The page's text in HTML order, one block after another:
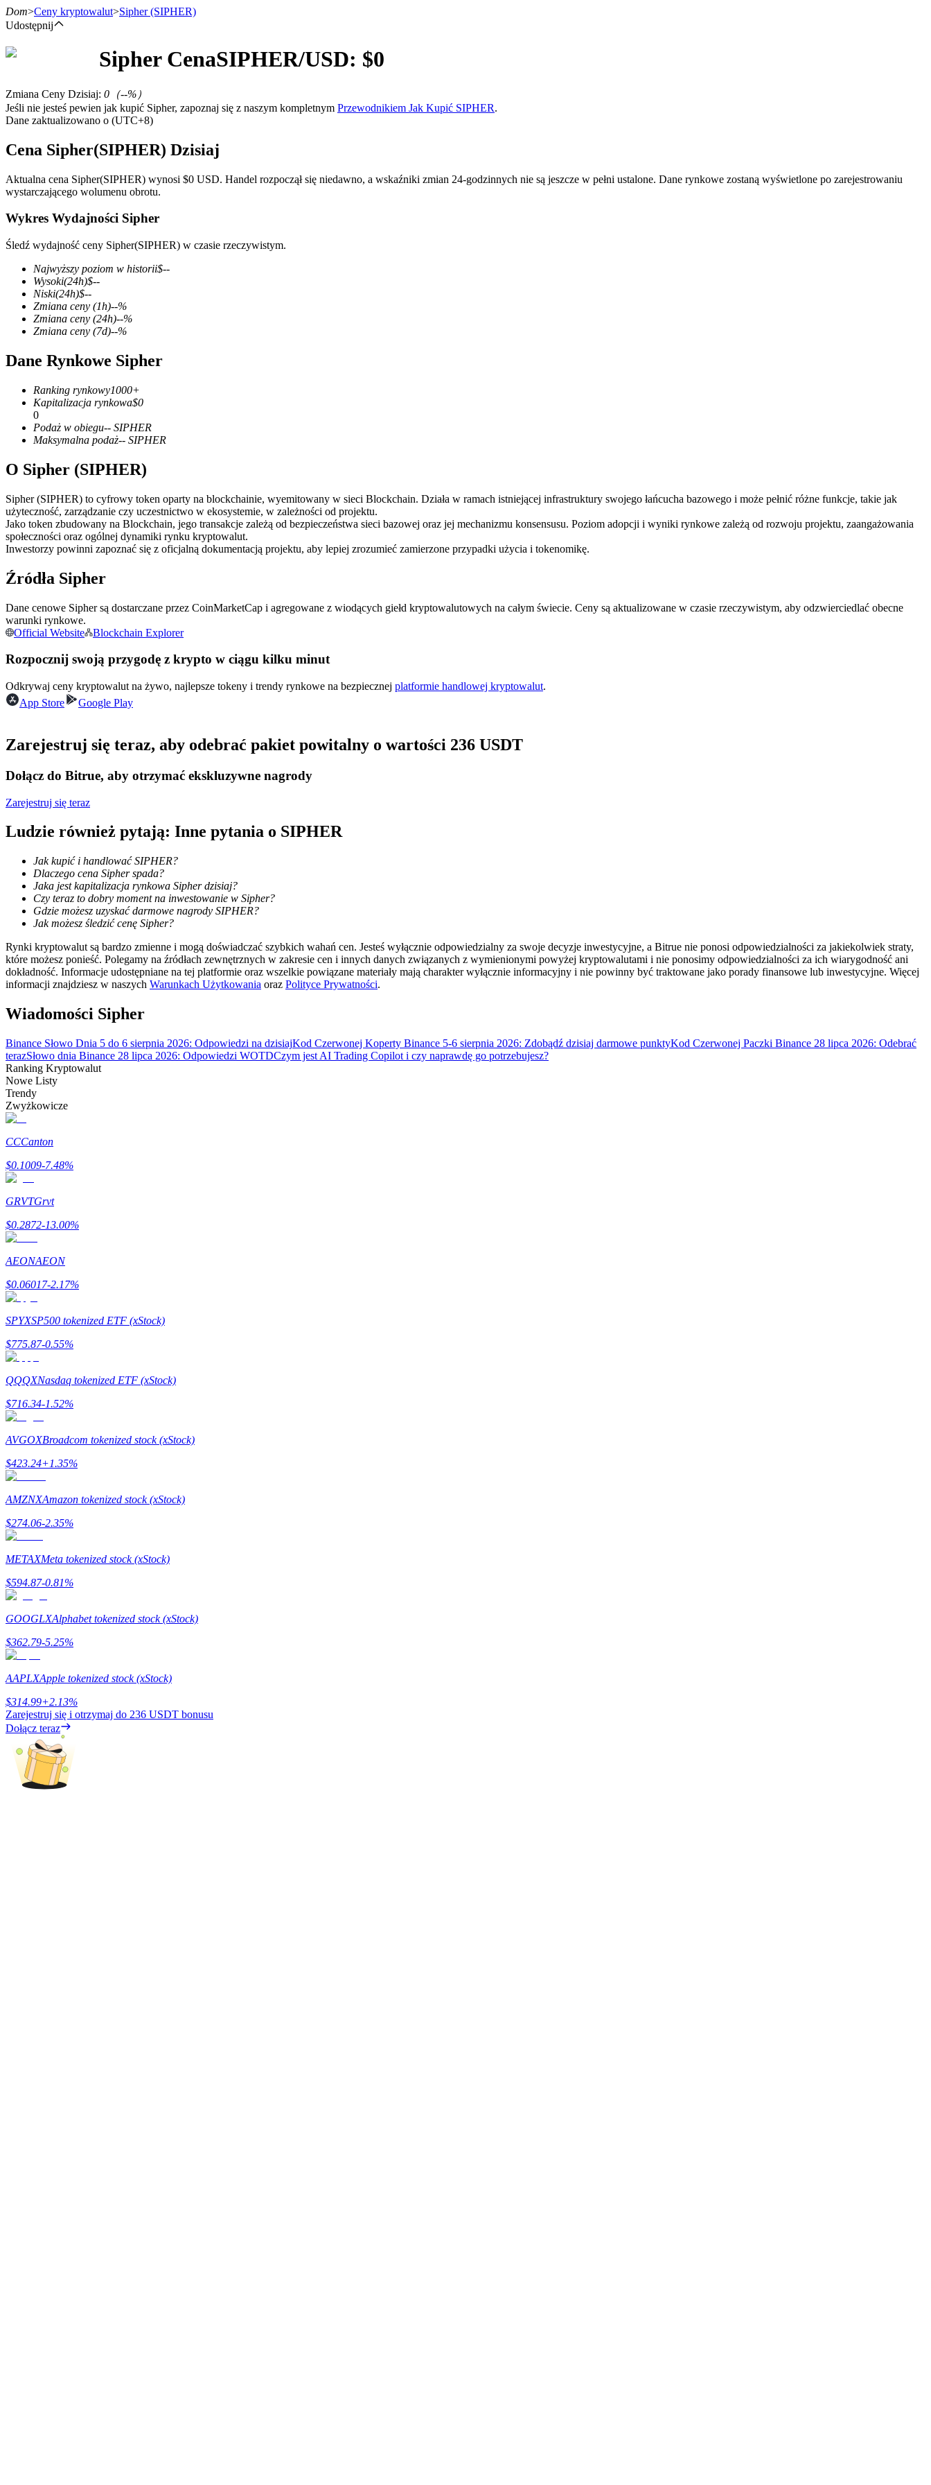
Kontrakty terminowe na kryptowaluty
TradFi
Instrumenty pochodne na akcje, forex, metale szlachetne i towary
Kontrakty terminowe na USDC
Kontrakty futures wykorzystujące USDC jako zabezpieczenie
Kopiowanie Transakcji
Dołącz do najlepszych traderów
Zostań traderem kopiującym
Ciesz się podziałem zysków i prowizjami z kopiowania transakcji
Informacja
Strategie handlowe
Dowiedz się, jak zachować rentowność
Zarabiać
Mocna Świnka
Codziennie zdobywaj konkurencyjne nagrody
Dom>Ceny kryptowalut>Sipher (SIPHER)
Udostępnij
Sipher CenaSIPHER/USD: $0
Zmiana Ceny Dzisiaj: 0 （--%）
Jeśli nie jesteś pewien jak kupić Sipher, zapoznaj się z naszym kompletnym Przewodnikiem Jak Kupić SIPHER.
Dane zaktualizowano o (UTC+8)
Cena Sipher(SIPHER) Dzisiaj
Aktualna cena Sipher(SIPHER) wynosi $0 USD. Handel rozpoczął się niedawno, a wskaźniki zmian 24-godzinnych nie są jeszcze w pełni ustalone. Dane rynkowe zostaną wyświetlone po zarejestrowaniu
wystarczającego wolumenu obrotu.
Wykres Wydajności Sipher
Śledź wydajność ceny Sipher(SIPHER) w czasie rzeczywistym.
Najwyższy poziom w historii$--
Wysoki(24h)$--
Niski(24h)$--
Zmiana ceny (1h)--%
Zmiana ceny (24h)--%
Zmiana ceny (7d)--%
Dane Rynkowe Sipher
Ranking rynkowy1000+
Kapitalizacja rynkowa$0
0
Podaż w obiegu-- SIPHER
Maksymalna podaż-- SIPHER
O Sipher (SIPHER)
Sipher (SIPHER) to cyfrowy token oparty na blockchainie, wyemitowany w sieci Blockchain. Działa w ramach istniejącej infrastruktury swojego łańcucha bazowego i może pełnić różne funkcje, takie jak
użyteczność, zarządzanie czy uczestnictwo w ekosystemie, w zależności od projektu.
Jako token zbudowany na Blockchain, jego transakcje zależą od bezpieczeństwa sieci bazowej oraz jej mechanizmu konsensusu. Poziom adopcji i wyniki rynkowe zależą od rozwoju projektu, zaangażowania
społeczności oraz ogólnej dynamiki rynku kryptowalut.
Inwestorzy powinni zapoznać się z oficjalną dokumentacją projektu, aby lepiej zrozumieć zamierzone przypadki użycia i tokenomikę.
Źródła Sipher
Dane cenowe Sipher są dostarczane przez CoinMarketCap i agregowane z wiodących giełd kryptowalutowych na całym świecie. Ceny są aktualizowane w czasie rzeczywistym, aby odzwierciedlać obecne
warunki rynkowe.
Official Website
Blockchain Explorer
Rozpocznij swoją przygodę z krypto w ciągu kilku minut
Odkrywaj ceny kryptowalut na żywo, najlepsze tokeny i trendy rynkowe na bezpiecznej platformie handlowej kryptowalut.
App Store
Google Play
Zarejestruj się teraz, aby odebrać pakiet powitalny o wartości 236 USDT
Dołącz do Bitrue, aby otrzymać ekskluzywne nagrody
Zarejestruj się teraz
Ludzie również pytają: Inne pytania o SIPHER
Jak kupić i handlować SIPHER?
Dlaczego cena Sipher spada?
Jaka jest kapitalizacja rynkowa Sipher dzisiaj?
Czy teraz to dobry moment na inwestowanie w Sipher?
Gdzie możesz uzyskać darmowe nagrody SIPHER?
Jak możesz śledzić cenę Sipher?
Rynki kryptowalut są bardzo zmienne i mogą doświadczać szybkich wahań cen. Jesteś wyłącznie odpowiedzialny za swoje decyzje inwestycyjne, a Bitrue nie ponosi odpowiedzialności za jakiekolwiek straty,
które możesz ponieść. Polegamy na źródłach zewnętrznych w zakresie cen i innych danych związanych z wymienionymi powyżej kryptowalutami i nie ponosimy odpowiedzialności za ich wiarygodność ani
dokładność. Informacje udostępniane na tej platformie oraz wszelkie powiązane materiały mają charakter wyłącznie informacyjny i nie powinny być traktowane jako porady finansowe lub inwestycyjne. Więcej
informacji znajdziesz w naszych Warunkach Użytkowania oraz Polityce Prywatności.
Wiadomości Sipher
Binance Słowo Dnia 5 do 6 sierpnia 2026: Odpowiedzi na dzisiajKod Czerwonej Koperty Binance 5-6 sierpnia 2026: Zdobądź dzisiaj darmowe punktyKod Czerwonej Paczki Binance 28 lipca 2026: Odebrać
terazSłowo dnia Binance 28 lipca 2026: Odpowiedzi WOTDCzym jest AI Trading Copilot i czy naprawdę go potrzebujesz?
Ranking Kryptowalut
Nowe Listy
Trendy
Zwyżkowicze
CCCanton
$0.1009-7.48%
GRVTGrvt
$0.2872-13.00%
AEONAEON
$0.06017-2.17%
SPYXSP500 tokenized ETF (xStock)
$775.87-0.55%
QQQXNasdaq tokenized ETF (xStock)
$716.34-1.52%
AVGOXBroadcom tokenized stock (xStock)
$423.24+1.35%
AMZNXAmazon tokenized stock (xStock)
$274.06-2.35%
METAXMeta tokenized stock (xStock)
$594.87-0.81%
GOOGLXAlphabet tokenized stock (xStock)
$362.79-5.25%
AAPLXApple tokenized stock (xStock)
$314.99+2.13%
Zarejestruj się i otrzymaj do 236 USDT bonusu
Dołącz teraz